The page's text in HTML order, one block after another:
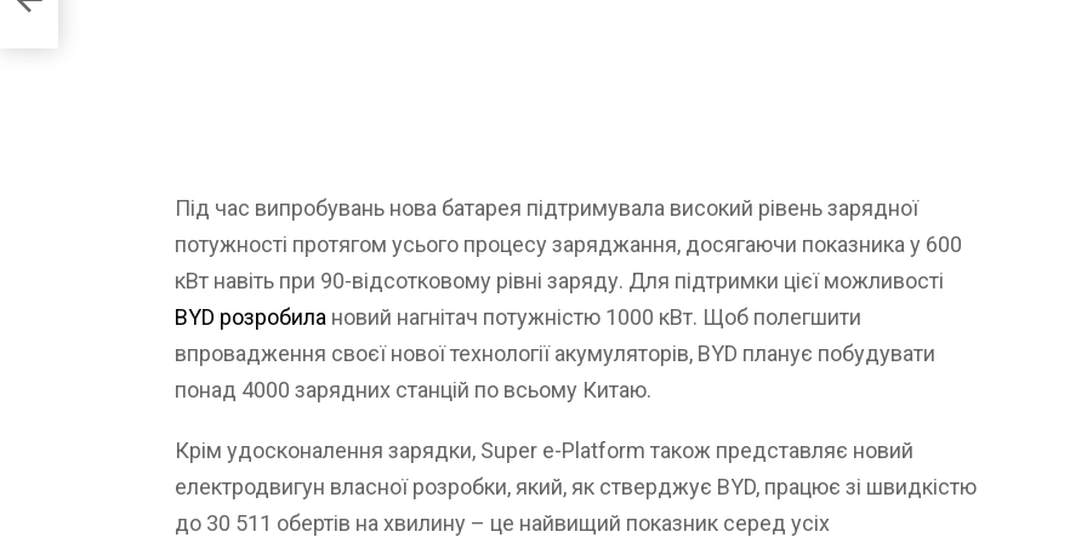
Під час випробувань нова батарея підтримувала високий рівень зарядної
потужності протягом усього процесу заряджання, досягаючи показника у 600
кВт навіть при 90-відсотковому рівні заряду. Для підтримки цієї можливості
BYD розробила новий нагнітач потужністю 1000 кВт. Щоб полегшити
впровадження своєї нової технології акумуляторів, BYD планує побудувати
понад 4000 зарядних станцій по всьому Китаю.
Крім удосконалення зарядки, Super e-Platform також представляє новий
електродвигун власної розробки, який, як стверджує BYD, працює зі швидкістю
до 30 511 обертів на хвилину – це найвищий показник серед усіх